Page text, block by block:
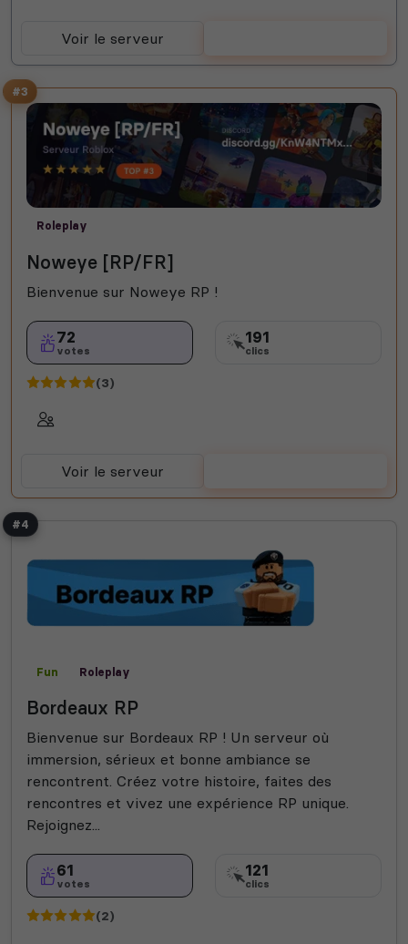
Voir le serveur
#3
Roleplay
Noweye [RP/FR]
Bienvenue sur Noweye RP !
72
votes
191
clics
(3)
Voir le serveur
#4
Fun Roleplay
Bordeaux RP
Bienvenue sur Bordeaux RP ! Un serveur où
immersion, sérieux et bonne ambiance se
rencontrent. Créez votre histoire, faites des
rencontres et vivez une expérience RP unique.
Rejoignez...
61
votes
121
clics
(2)